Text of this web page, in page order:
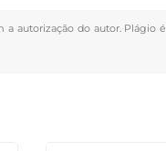
a autorização do autor. Plágio